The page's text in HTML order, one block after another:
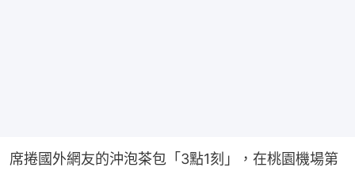
席捲國外網友的沖泡茶包「3點1刻」，在桃園機場第